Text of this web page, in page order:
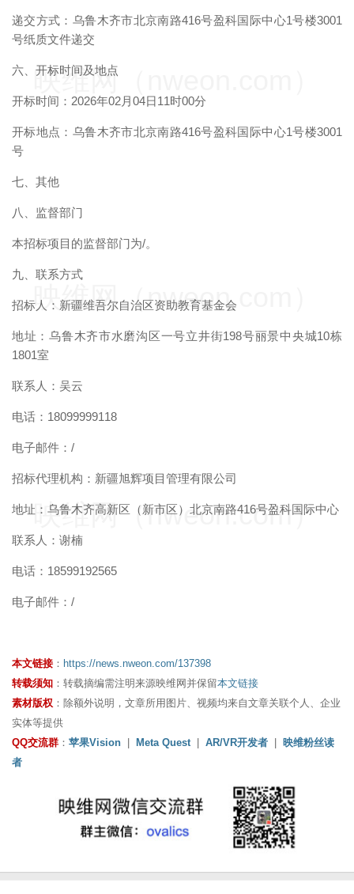
递交方式：乌鲁木齐市北京南路416号盈科国际中心1号楼3001
号纸质文件递交
六、开标时间及地点
开标时间：2026年02月04日11时00分
开标地点：乌鲁木齐市北京南路416号盈科国际中心1号楼3001
号
七、其他
八、监督部门
本招标项目的监督部门为/。
九、联系方式
招标人：新疆维吾尔自治区资助教育基金会
地址：乌鲁木齐市水磨沟区一号立井街198号丽景中央城10栋
1801室
联系人：吴云
电话：18099999118
电子邮件：/
招标代理机构：新疆旭辉项目管理有限公司
地址：乌鲁木齐高新区（新市区）北京南路416号盈科国际中心
联系人：谢楠
电话：18599192565
电子邮件：/
映维网（nweon.com）
映维网（nweon.com）
映维网（nweon.com）
本文链接 ： https://news.nweon.com/137398
转载须知 ：转载摘编需注明来源映维网并保留本文链接
素材版权 ：除额外说明，文章所用图片、视频均来自文章关联个人、企业
实体等提供
QQ交流群 ： 苹果Vision Meta Quest AR/VR开发者
映维粉丝读
者